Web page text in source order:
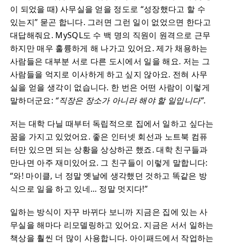
이 되었을 때) 사무실을 얻을 정도로 “성장했다고 할 수
있는지” 묻곤 합니다. 그러면 그런 일이 없었으면 한다고
대답해줘요. MySQL도 수 백 명의 직원이 원격으로 근무
하지만 매우 훌륭하게 해 나가고 있어요. 제가 채용하는
사람들은 대부분 서로 다른 도시에서 일을 해요. 저는 그
사람들을 억지로 이사하게 하고 싶지 않아요. 전혀 사무
실을 얻을 생각이 없습니다. 한 번은 어떤 사람이 이렇게
말하더군요: “직장은 장소가 아니라 해야 할 일입니다”.
저는 대학 다닐 때부터 독립적으로 집에서 일하고 싶다는
꿈을 가지고 있었어요. 좋은 인터넷 회선과 노트북 컴퓨
터만 있으면 되는 상황을 상상하곤 했죠. 대학 친구들과
만나면 아주 재미있어요. 그 친구들이 이렇게 말합니다:
“와! 마이클, 너 정말 옛날에 생각했던 것하고 똑같은 방
식으로 일을 하고 있네… 정말 멋지다!”
일하는 방식이 자꾸 바뀌다 보니까 지금은 집에 있는 사
무실을 해마다 리모델링하고 있어요. 지금은 서서 일하는
책상을 훨씬 더 많이 사용합니다. 아이패드에서 작업하는